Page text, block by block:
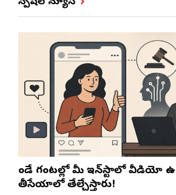
రెండే గంటల్లో మీ ఇన్‌స్టాలో వీడియో
తీసేయాలో తేల్చేస్తారు!